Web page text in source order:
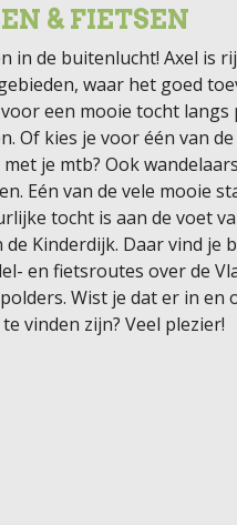
& FIETSEN
in de buitenlucht! Axel is
waar het goed
een mooie tocht langs
Of kies je voor één van de
je mtb? Ook
Eén van de vele mooie
tocht is aan de voet
Kinderdijk. Daar vind je
en fietsroutes over de
Wist je dat er in en
te vinden zijn? Veel plezier!